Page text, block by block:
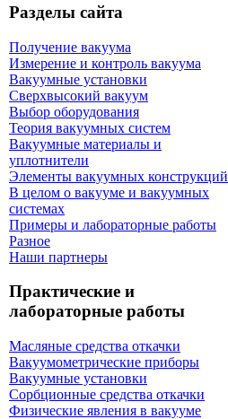
Разделы сайта
Получение вакуума
Измерение и контроль вакуума
Вакуумные установки
Сверхвысокий вакуум
Выбор оборудования
Теория вакуумных систем
Вакуумные материалы и
уплотнители
Элементы вакуумных конструкций
В целом о вакууме и вакуумных
системах
Примеры и лабораторные работы
Разное
Наши партнеры
Практические и
лабораторные работы
Масляные средства откачки
Вакуумометрические приборы
Вакуумные установки
Сорбционные средства откачки
Физические явления в вакууме